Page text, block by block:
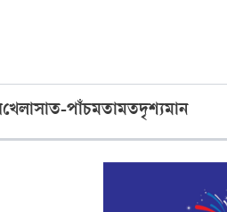
খেলাসাত-পাঁচমতামতদৃশ্যমান